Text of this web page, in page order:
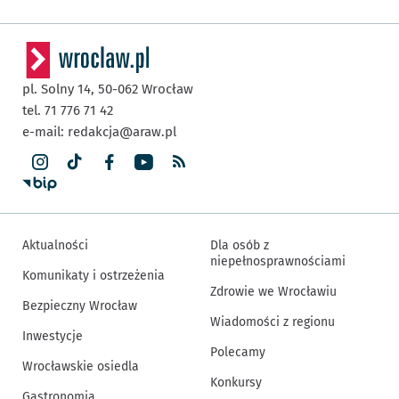
pl. Solny 14, 50-062 Wrocław
tel. 71 776 71 42
e-mail: redakcja@araw.pl
Aktualności
Komunikaty i ostrzeżenia
Bezpieczny Wrocław
Inwestycje
Wrocławskie osiedla
Dla osób z
niepełnosprawnościami
Zdrowie we Wrocławiu
Wiadomości z regionu
Polecamy
Konkursy